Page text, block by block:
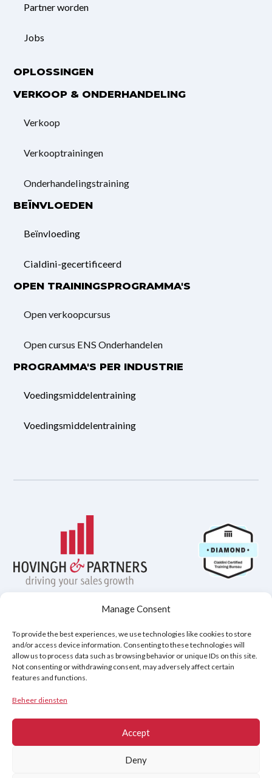
Manage Consent
To provide the best experiences, we use technologies like cookies to store
and/or access device information. Consenting to these technologies will
allow us to process data such as browsing behavior or unique IDs on this site.
Not consenting or withdrawing consent, may adversely affect certain
features and functions.
Beheer diensten
Accept
Deny
Partner worden
Jobs
OPLOSSINGEN
VERKOOP & ONDERHANDELING
Verkoop
Verkooptrainingen
Onderhandelings­training
BEÏNVLOEDEN
Beïnvloeding
Cialdini-gecertificeerd
OPEN TRAININGSPROGRAMMA'S
Open verkoopcursus
Open cursus ENS Onderhandelen
PROGRAMMA'S PER INDUSTRIE
Voedingsmiddelentraining
Voedingsmiddelentraining
Privacybeleid Disclaimer Cookiebeleid (EU)
Copyright © 2026
Hovingh & Partners